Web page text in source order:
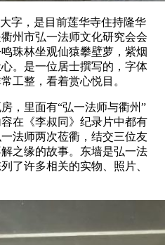
字，是目前莲华寺住持隆华
州市弘一法师文化研究会会
珠林坐观仙猿攀壁萝，紫烟
。是一位居士撰写的，字体
工整，看着赏心悦目。
，里面有“弘一法师与衢州”
在《李叔同》纪录片中都有
法师两次莅衢，结交三位友
之缘的故事。东墙是弘一法
了许多相关的实物、照片、